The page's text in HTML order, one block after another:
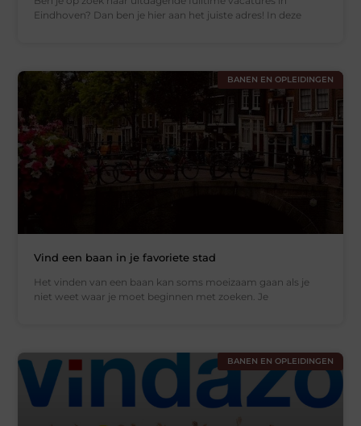
Eindhoven? Dan ben je hier aan het juiste adres! In deze
BANEN EN OPLEIDINGEN
Vind een baan in je favoriete stad
Het vinden van een baan kan soms moeizaam gaan als je
niet weet waar je moet beginnen met zoeken. Je
BANEN EN OPLEIDINGEN